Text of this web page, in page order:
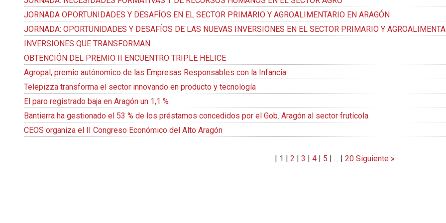
JORNADA OPORTUNIDADES Y DESAFÍOS EN EL SECTOR PRIMARIO Y AGROALIMENTARIO EN ARAGÓN
JORNADA: OPORTUNIDADES Y DESAFÍOS DE LAS NUEVAS INVERSIONES EN EL SECTOR PRIMARIO Y
INVERSIONES QUE TRANSFORMAN
OBTENCIÓN DEL PREMIO II ENCUENTRO TRIPLE HELICE
Agropal, premio autónomico de las Empresas Responsables con la Infancia
Telepizza transforma el sector innovando en producto y tecnología
El paro registrado baja en Aragón un 1,1 %
Bantierra ha gestionado el 53 % de los préstamos concedidos por el Gob. Aragón al sector frutícola.
CEOS organiza el II Congreso Económico del Alto Aragón
| 1 | 2 | 3 | 4| 5 | ... | 20Siguiente »